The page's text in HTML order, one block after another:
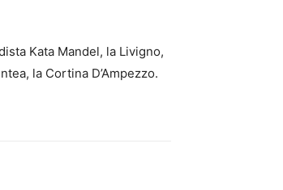
Kata Mandel, la Livigno,
la Cortina D’Ampezzo.